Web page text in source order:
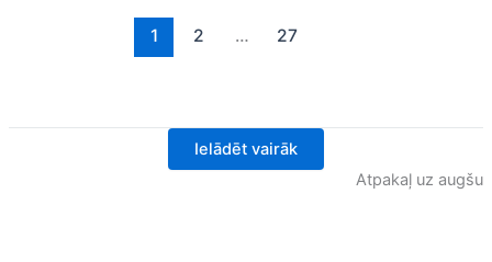
1 2 … 27
Ielādēt vairāk
Atpakaļ uz augšu